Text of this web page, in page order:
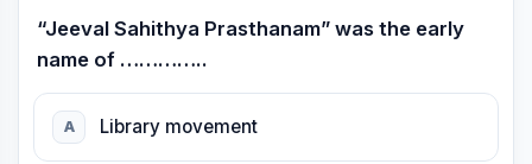
“Jeeval Sahithya Prasthanam” was the early
name of …………..
A Library movement